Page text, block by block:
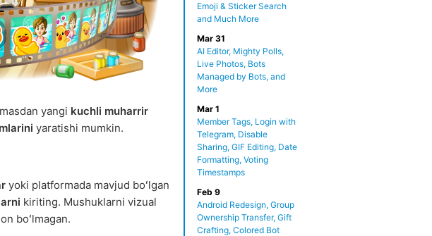
Emoji & Sticker Search
and Much More
Mar 31
AI Editor, Mighty Polls,
Live Photos, Bots
Managed by Bots, and
More
Mar 1
Member Tags, Login with
Telegram, Disable
Sharing, GIF Editing, Date
Formatting, Voting
Timestamps
Feb 9
Android Redesign, Group
Ownership Transfer, Gift
Crafting, Colored Bot
yangi kuchli muharrir
yaratishi mumkin.
yoki platformada mavjud boʻlgan
kiriting. Mushuklarni vizual
boʻlmagan.